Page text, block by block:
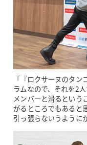
「『ロクサーヌのタ
ラムなので、それを2
メンバーと滑るという
がるところでもあると
引っ張らないうように